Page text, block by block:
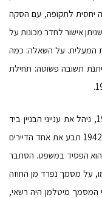
יחסית לתקופה, עם הסקה
אישור לחדר מכונות על
המעלית. על השאלה: כמה
תשובה פשוטה: תחילת
ד”ר יעקב מיטלמן שהוסמך כעורך דין בשנת 1939, ניהל את ענייני הבניין ביד
רמה, ומדי פעם אף התעמת עם שוכרי הדירות. ב-1942 תבע את אחד הדיירים
הפסיד במשפט. הסתבר
על מסמך נפרד מן החוזה
מיטלמן היה רשאי,